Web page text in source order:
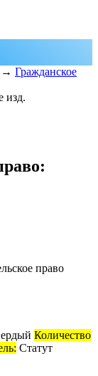
→ Гражданское
право
Количество
Статут